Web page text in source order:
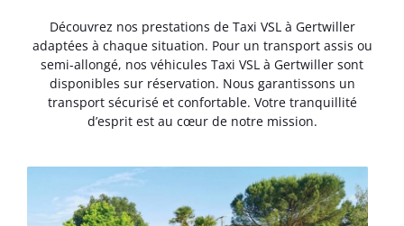
Découvrez nos prestations de Taxi VSL à Gertwiller
adaptées à chaque situation. Pour un transport assis ou
semi-allongé, nos véhicules Taxi VSL à Gertwiller sont
disponibles sur réservation. Nous garantissons un
transport sécurisé et confortable. Votre tranquillité
d’esprit est au cœur de notre mission.